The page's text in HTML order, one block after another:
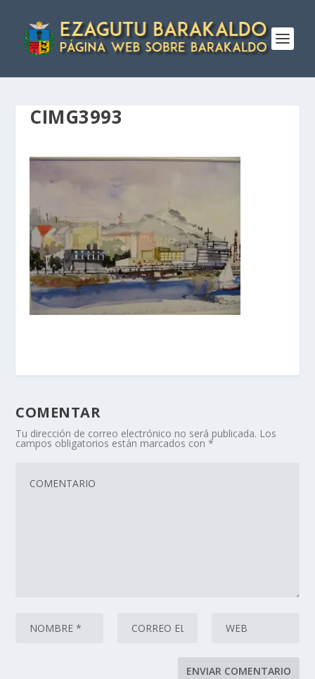
CIMG3993
COMENTAR
Tu dirección de correo electrónico no será publicada. Los
campos obligatorios están marcados con*